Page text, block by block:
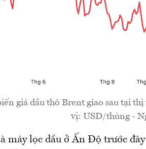
giá dầu thô Brent giao sau tại
vị: USD/thùng -
máy lọc dầu ở Ấn Độ trước